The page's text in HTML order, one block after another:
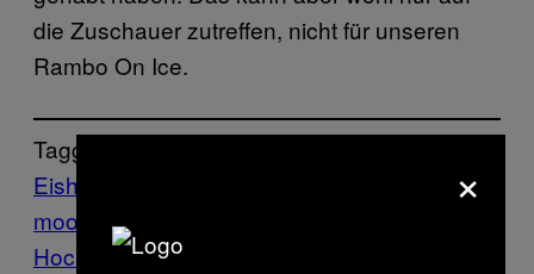
die Zuschauer zutreffen, nicht für unseren
Rambo On Ice.
Tagged:
Eishockey
moose
Highlights
Hockey
Massenschlägerei
×